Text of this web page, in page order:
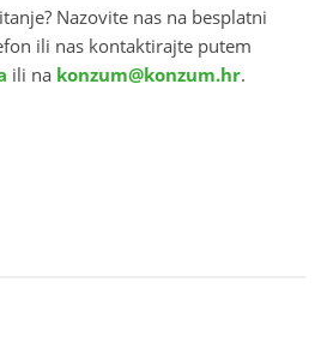
Nazovite nas na besplatni
ili nas kontaktirajte putem
ili na konzum@konzum.hr.